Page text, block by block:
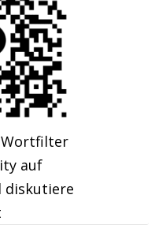
Wortfilter
auf
diskutiere